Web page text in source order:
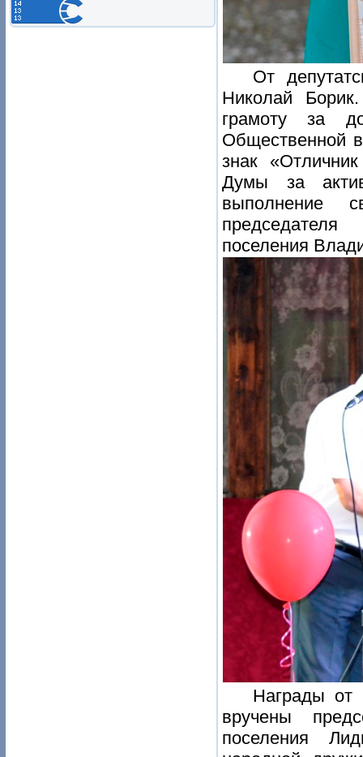
От
Николай
грамоту за
Общественной
знак
Думы за
выполнение
председателя
поселения
Награды от
вручены
поселения